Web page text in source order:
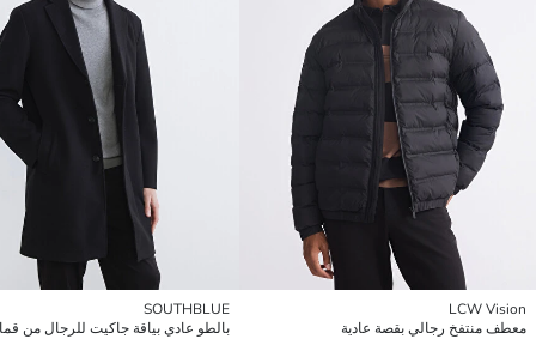
LCW Vision
معطف منتفخ رجالي بقصة عادية
SOUTHBLUE